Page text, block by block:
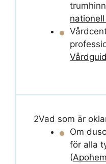
2Vad som är
Om
för alla
(